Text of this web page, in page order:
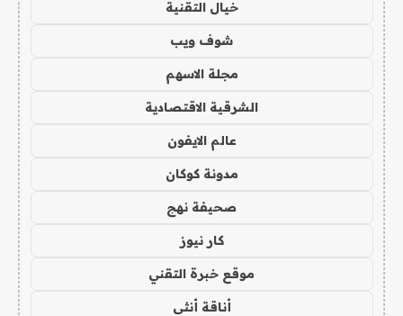
خيال التقنية
شوف ويب
مجلة الاسهم
الشرقية الاقتصادية
عالم الايفون
مدونة كوكان
صحيفة نهج
كار نيوز
موقع خبرة التقني
أناقة أنثى